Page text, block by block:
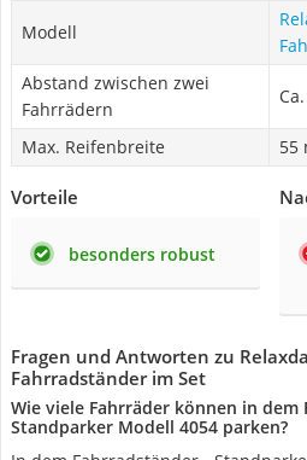
Modell
Abstand zwischen zwei
Fahrrädern
Max. Reifenbreite 55
Vorteile
besonders robust
Fragen und Antworten zu
Fahrradständer im Set
Wie viele Fahrräder können in dem
Standparker Modell 4054 parken?